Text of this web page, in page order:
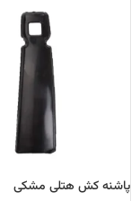
پاشنه کش هتلی مشکی